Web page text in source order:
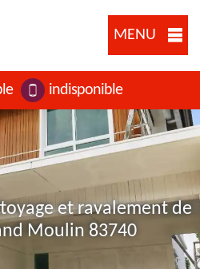
MENU
indisponible
et ravalement de
Moulin 83740